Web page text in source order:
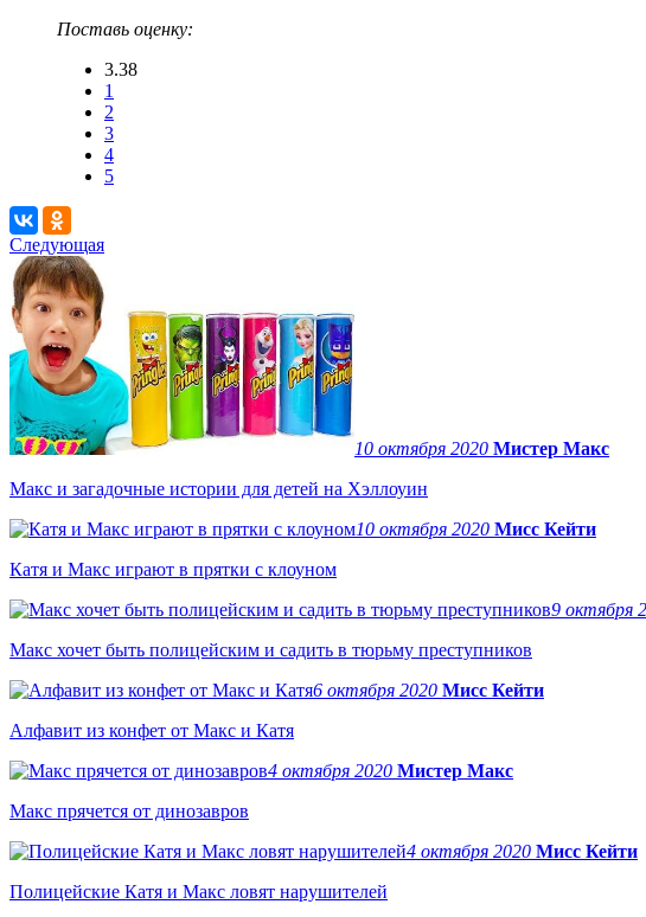
Поставь оценку:
3.38
1
2
3
4
5
Следующая
10 октября 2020 Мистер Макс
Макс и загадочные истории для детей на Хэллоуин
10 октября 2020 Мисс Кейти
Катя и Макс играют в прятки с клоуном
9 октября
Макс хочет быть полицейским и садить в тюрьму преступников
6 октября 2020 Мисс Кейти
Алфавит из конфет от Макс и Катя
4 октября 2020 Мистер Макс
Макс прячется от динозавров
4 октября 2020 Мисс Кейти
Полицейские Катя и Макс ловят нарушителей